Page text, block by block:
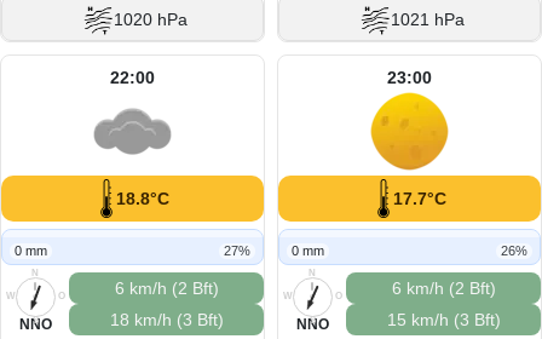
1020 hPa 1021 hPa
22:00
18.8°C
0 mm 27%
N
O
S
W
NNO
6 km/h (2 Bft)
18 km/h (3 Bft)
23:00
17.7°C
0 mm 26%
N
O
S
W
NNO
6 km/h (2 Bft)
15 km/h (3 Bft)